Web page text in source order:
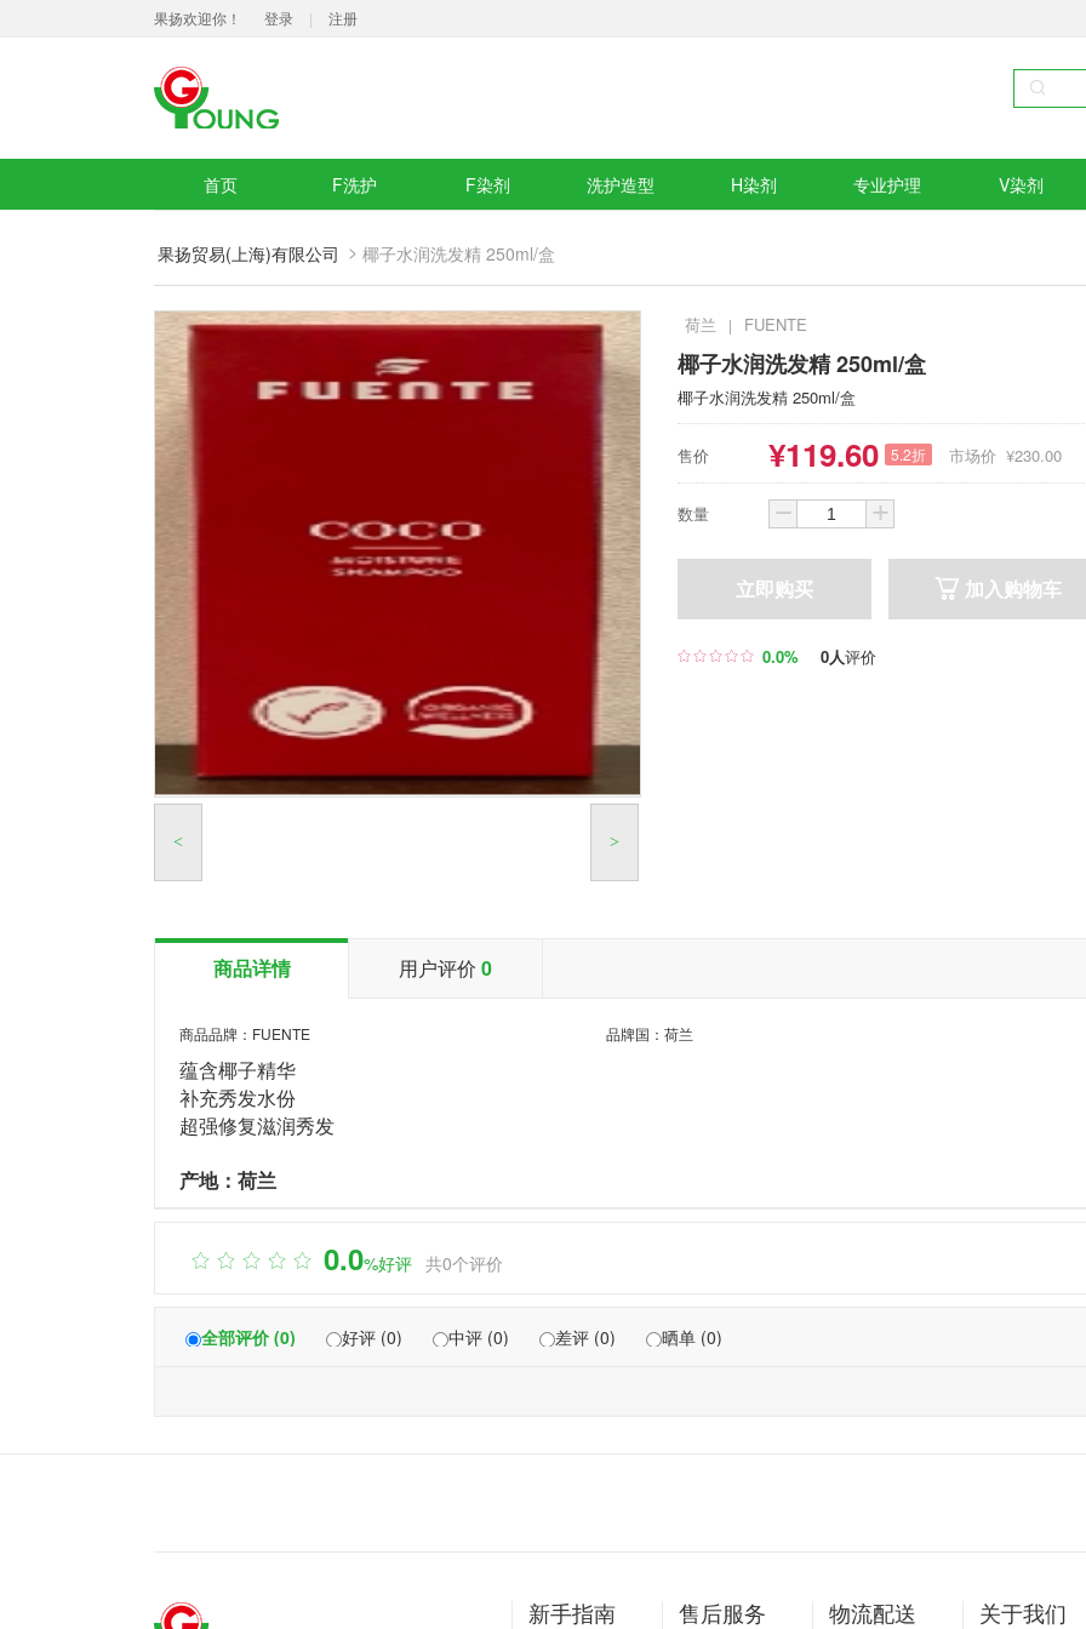
果扬欢迎你！ 登录 | 注册
首页 F洗护 F染剂 洗护造型 H染剂 专业护理 V染剂
果扬贸易(上海)有限公司 > 椰子水润洗发精 250ml/盒
< >
荷兰 | FUENTE
椰子水润洗发精 250ml/盒
椰子水润洗发精 250ml/盒
售价 ¥119.60 5.2折 市场价 ¥230.00
数量  
立即购买  加入购物车
 0.0% 0人评价
商品详情 用户评价 0
商品品牌：FUENTE 品牌国：荷兰
蕴含椰子精华
补充秀发水份
超强修复滋润秀发
产地：荷兰
 0.0%好评 共0个评价
全部评价 (0) 好评 (0) 中评 (0) 差评 (0) 晒单 (0)
新手指南 售后服务 物流配送 关于我们